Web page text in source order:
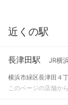
近くの駅
長津田駅 JR横
横浜市緑区長津田４
このページの店舗か